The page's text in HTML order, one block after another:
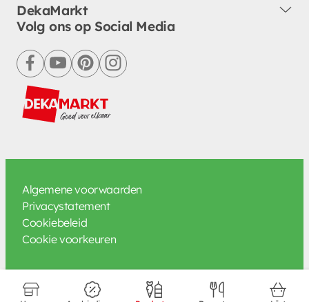
DekaMarkt
Volg ons op Social Media
facebookyoutubepinterestinstagram
Algemene voorwaarden
Privacystatement
Cookiebeleid
Cookie voorkeuren